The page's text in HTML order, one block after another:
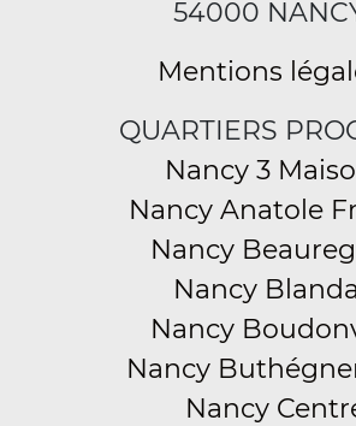
54000
Mentions
QUARTIERS
Nancy 3
Nancy Anatole
Nancy
Nancy
Nancy
Nancy
Nancy